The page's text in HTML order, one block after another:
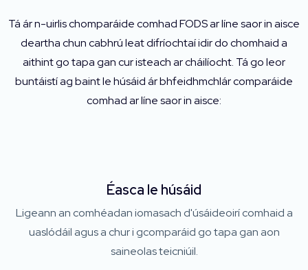
Tá ár n-uirlis chomparáide comhad FODS ar líne saor in aisce
deartha chun cabhrú leat difríochtaí idir do chomhaid a
aithint go tapa gan cur isteach ar cháilíocht. Tá go leor
buntáistí ag baint le húsáid ár bhfeidhmchlár comparáide
comhad ar líne saor in aisce:
Éasca le húsáid
Ligeann an comhéadan iomasach d'úsáideoirí comhaid a
uaslódáil agus a chur i gcomparáid go tapa gan aon
saineolas teicniúil.